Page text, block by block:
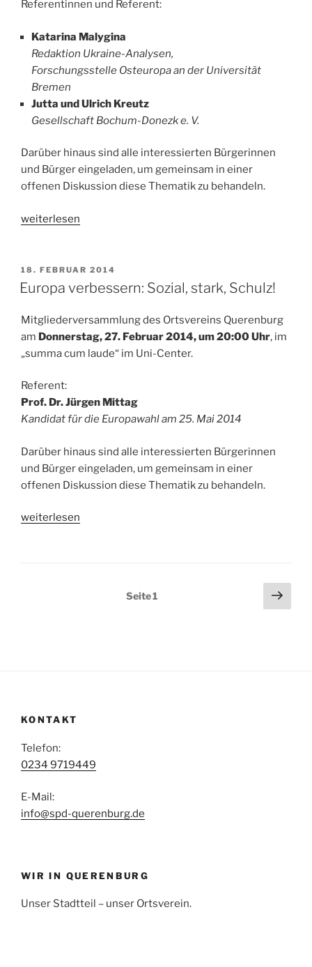
Referentinnen und Referent:
Katarina Malygina
Redaktion Ukraine-Analysen,
Forschungsstelle Osteuropa an der Universität
Bremen
Jutta und Ulrich Kreutz
Gesellschaft Bochum-Donezk e. V.
Darüber hinaus sind alle interessierten Bürgerinnen
und Bürger eingeladen, um gemeinsam in einer
offenen Diskussion diese Thematik zu behandeln.
„Ukraine,
wir“
weiterlesen
VERÖFFENTLICHT
AM
18. FEBRUAR 2014
Europa verbessern: Sozial, stark, Schulz!
Mitgliederversammlung des Ortsvereins Querenburg
am Donnerstag, 27. Februar 2014, um 20:00 Uhr, im
„summa cum laude“ im Uni-Center.
Referent:
Prof. Dr. Jürgen Mittag
Kandidat für die Europawahl am 25. Mai 2014
Darüber hinaus sind alle interessierten Bürgerinnen
und Bürger eingeladen, um gemeinsam in einer
offenen Diskussion diese Thematik zu behandeln.
„Europa
weiterlesen
Seitennummerierung
Seite1
KONTAKT
Telefon:
0234 9719449
E-Mail:
info@spd-querenburg.de
WIR IN QUERENBURG
Unser Stadtteil – unser Ortsverein.